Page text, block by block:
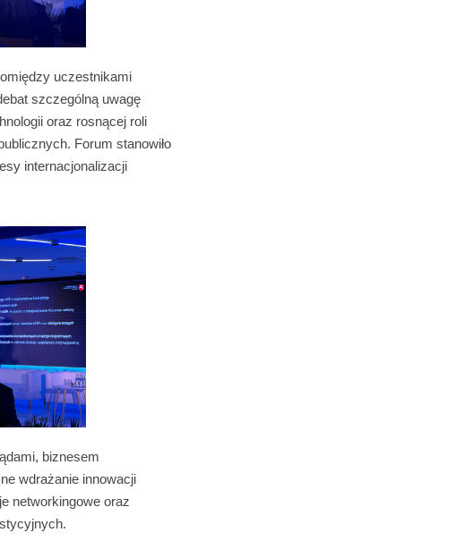
uczestnikami
szczególną uwagę
oraz rosnącej roli
Forum stanowiło
internacjonalizacji
biznesem
wdrażanie innowacji
networkingowe oraz